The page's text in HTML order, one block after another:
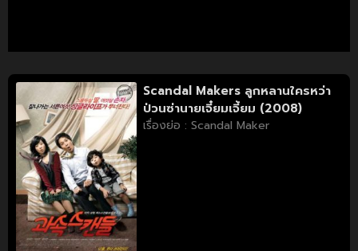
Scandal Makers ลูกหลานใครหว่า
ป่วนซ่านายเจี๋ยมเจี้ยม (2008)
เรื่องย่อ : Scandal Maker